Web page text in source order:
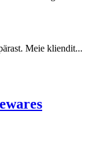
Meie kliendit...